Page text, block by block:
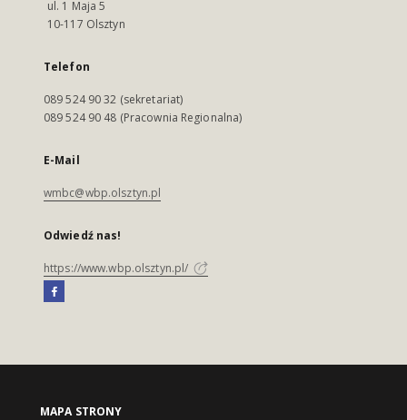
ul. 1 Maja 5
10-117 Olsztyn
Telefon
089 524 90 32 (sekretariat)
089 524 90 48 (Pracownia Regionalna)
E-Mail
wmbc@wbp.olsztyn.pl
Odwiedź nas!
https://www.wbp.olsztyn.pl/
MAPA STRONY